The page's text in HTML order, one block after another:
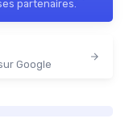
partenaires.
Google